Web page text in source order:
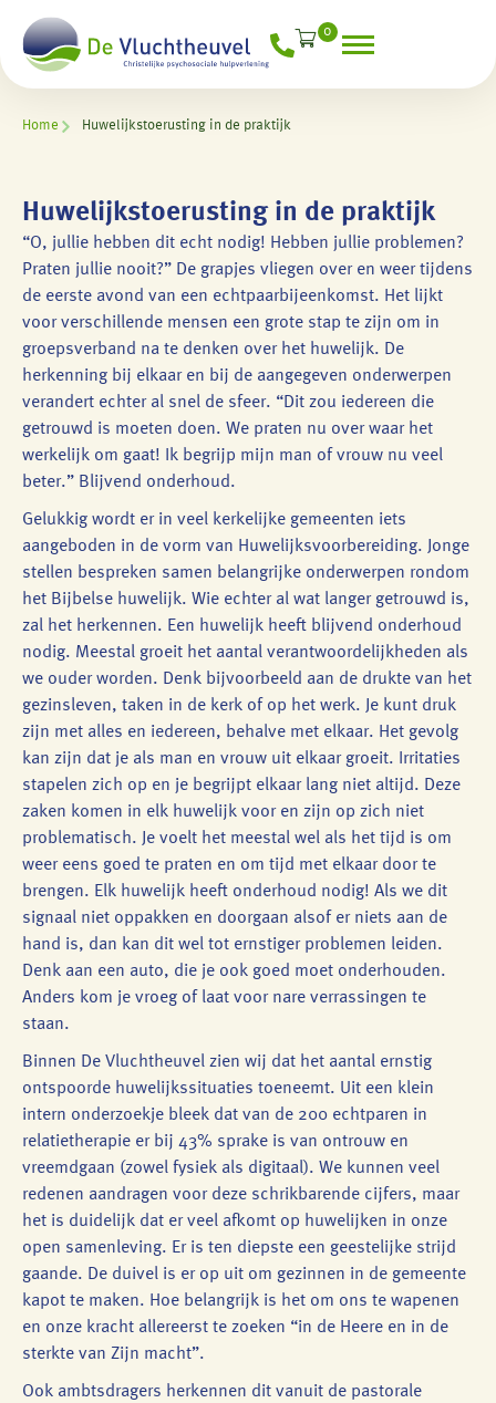
0
Home Huwelijkstoerusting in de praktijk
Huwelijkstoerusting in de praktijk
“O, jullie hebben dit echt nodig! Hebben jullie problemen?
Praten jullie nooit?” De grapjes vliegen over en weer tijdens
de eerste avond van een echtpaarbijeenkomst. Het lijkt
voor verschillende mensen een grote stap te zijn om in
groepsverband na te denken over het huwelijk. De
herkenning bij elkaar en bij de aangegeven onderwerpen
verandert echter al snel de sfeer. “Dit zou iedereen die
getrouwd is moeten doen. We praten nu over waar het
werkelijk om gaat! Ik begrijp mijn man of vrouw nu veel
beter.” Blijvend onderhoud.
Gelukkig wordt er in veel kerkelijke gemeenten iets
aangeboden in de vorm van Huwelijksvoorbereiding. Jonge
stellen bespreken samen belangrijke onderwerpen rondom
het Bijbelse huwelijk. Wie echter al wat langer getrouwd is,
zal het herkennen. Een huwelijk heeft blijvend onderhoud
nodig. Meestal groeit het aantal verantwoordelijkheden als
we ouder worden. Denk bijvoorbeeld aan de drukte van het
gezinsleven, taken in de kerk of op het werk. Je kunt druk
zijn met alles en iedereen, behalve met elkaar. Het gevolg
kan zijn dat je als man en vrouw uit elkaar groeit. Irritaties
stapelen zich op en je begrijpt elkaar lang niet altijd. Deze
zaken komen in elk huwelijk voor en zijn op zich niet
problematisch. Je voelt het meestal wel als het tijd is om
weer eens goed te praten en om tijd met elkaar door te
brengen. Elk huwelijk heeft onderhoud nodig! Als we dit
signaal niet oppakken en doorgaan alsof er niets aan de
hand is, dan kan dit wel tot ernstiger problemen leiden.
Denk aan een auto, die je ook goed moet onderhouden.
Anders kom je vroeg of laat voor nare verrassingen te
staan.
Binnen De Vluchtheuvel zien wij dat het aantal ernstig
ontspoorde huwelijkssituaties toeneemt. Uit een klein
intern onderzoekje bleek dat van de 200 echtparen in
relatietherapie er bij 43% sprake is van ontrouw en
vreemdgaan (zowel fysiek als digitaal). We kunnen veel
redenen aandragen voor deze schrikbarende cijfers, maar
het is duidelijk dat er veel afkomt op huwelijken in onze
open samenleving. Er is ten diepste een geestelijke strijd
gaande. De duivel is er op uit om gezinnen in de gemeente
kapot te maken. Hoe belangrijk is het om ons te wapenen
en onze kracht allereerst te zoeken “in de Heere en in de
sterkte van Zijn macht”.
Ook ambtsdragers herkennen dit vanuit de pastorale